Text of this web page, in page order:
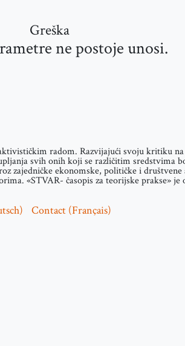
Greška
ne postoje unosi.
radom. Razvijajući svoju kritiku
svih onih koji se različitim sredstvima
zajedničke ekonomske, političke i
«STVAR- časopis za teorijske prakse»
Contact (Français)